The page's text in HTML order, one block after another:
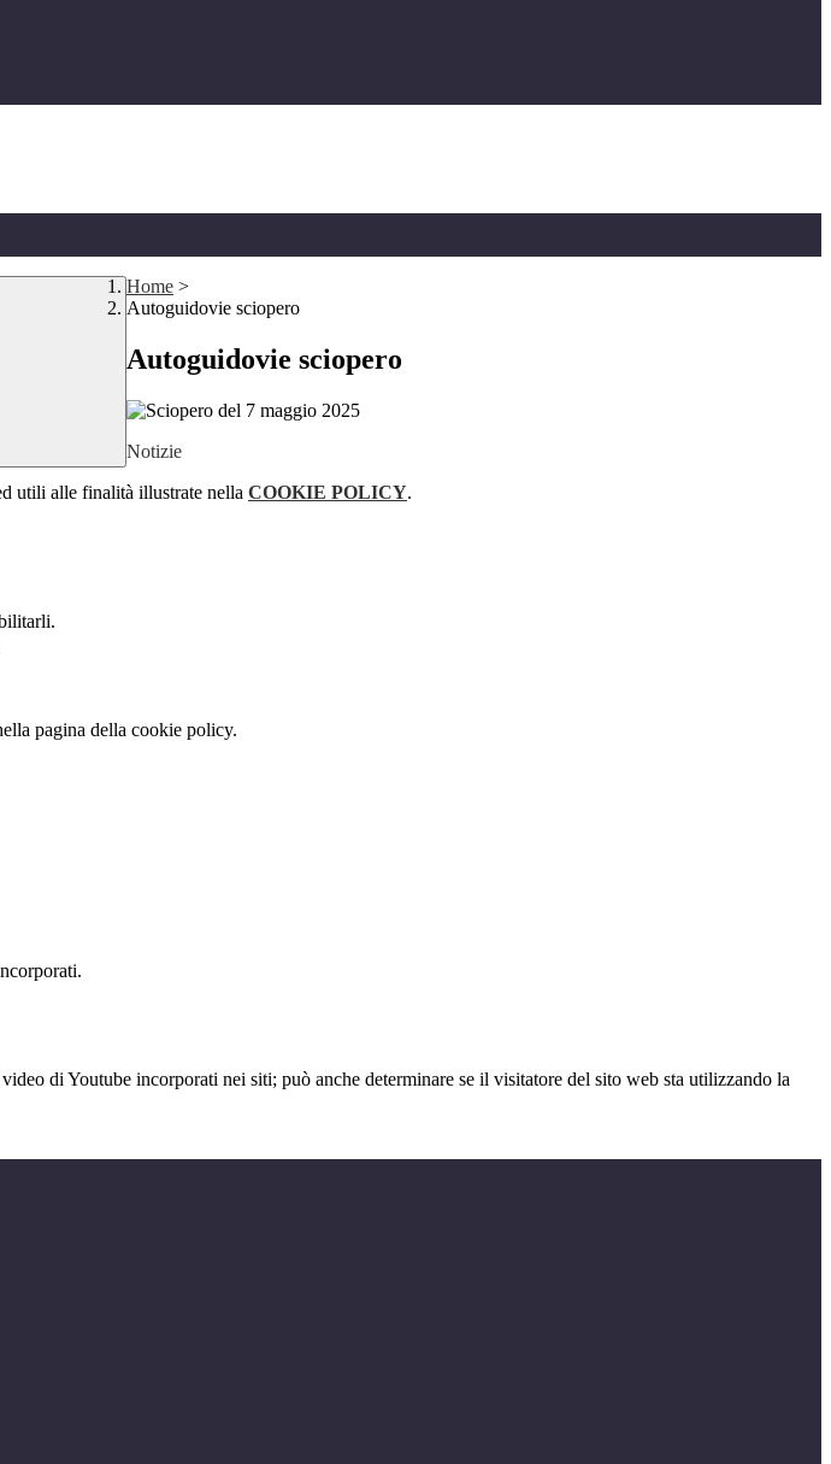
Home >
Autoguidovie sciopero
Autoguidovie sciopero
Notizie
utili alle finalità illustrate nella COOKIE POLICY.
pagina della cookie policy.
di Youtube incorporati nei siti; può anche determinare se il visitatore del sito web sta utilizzando la